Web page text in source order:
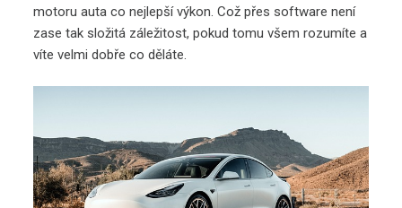
motoru auta co nejlepší výkon. Což přes software není
zase tak složitá záležitost, pokud tomu všem rozumíte a
víte velmi dobře co děláte.